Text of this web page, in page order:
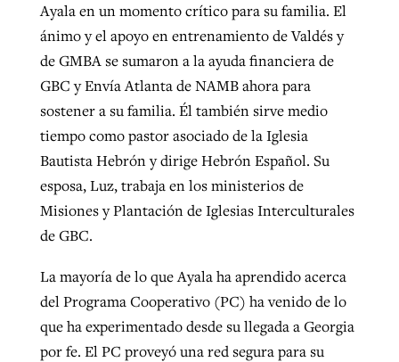
Ayala en un momento crítico para su familia. El
ánimo y el apoyo en entrenamiento de Valdés y
de GMBA se sumaron a la ayuda financiera de
GBC y Envía Atlanta de NAMB ahora para
sostener a su familia. Él también sirve medio
tiempo como pastor asociado de la Iglesia
Bautista Hebrón y dirige Hebrón Español. Su
esposa, Luz, trabaja en los ministerios de
Misiones y Plantación de Iglesias Interculturales
de GBC.
La mayoría de lo que Ayala ha aprendido acerca
del Programa Cooperativo (PC) ha venido de lo
que ha experimentado desde su llegada a Georgia
por fe. El PC proveyó una red segura para su